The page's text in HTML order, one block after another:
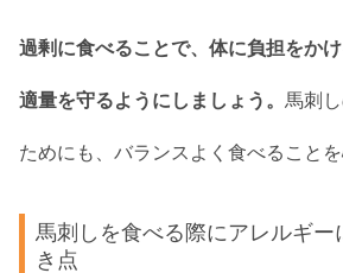
過剰に食べることで、体に負担をかけ
適量を守るようにしましょう。 馬刺
ためにも、バランスよく食べることを
馬刺しを食べる際にアレルギー
き点